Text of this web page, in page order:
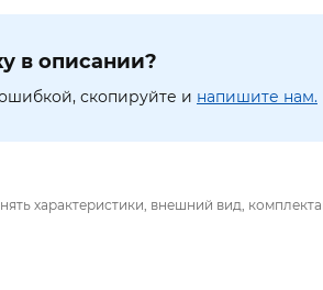
в описании?
скопируйте и напишите нам.
характеристики, внешний вид,